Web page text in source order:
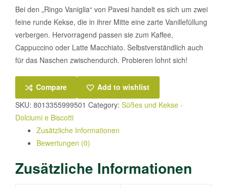
Bei den „Ringo Vaniglia“ von Pavesi handelt es sich um zwei
feine runde Kekse, die in ihrer Mitte eine zarte Vanillefüllung
verbergen. Hervorragend passen sie zum Kaffee,
Cappuccino oder Latte Macchiato. Selbstverständlich auch
für das Naschen zwischendurch. Probieren lohnt sich!
Compare
Add to wishlist
SKU: 8013355999501 Category: Süßes und Kekse -
Dolciumi e Biscotti
Zusätzliche Informationen
Bewertungen (0)
Zusätzliche Informationen